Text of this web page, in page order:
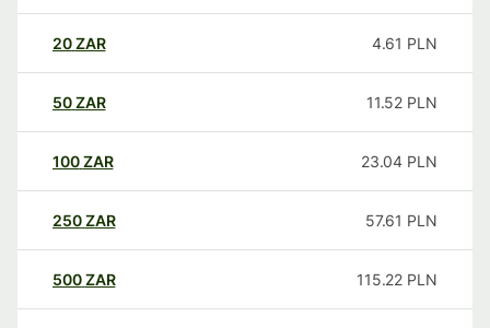
20ZAR 4.61 PLN
50ZAR 11.52 PLN
100ZAR 23.04 PLN
250ZAR 57.61 PLN
500ZAR 115.22 PLN